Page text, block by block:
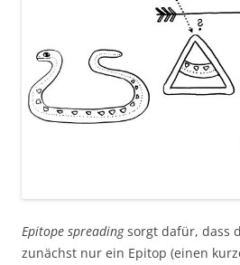
Epitope spreadingsorgt dafür, dass
zunächst nur ein Epitop (einen